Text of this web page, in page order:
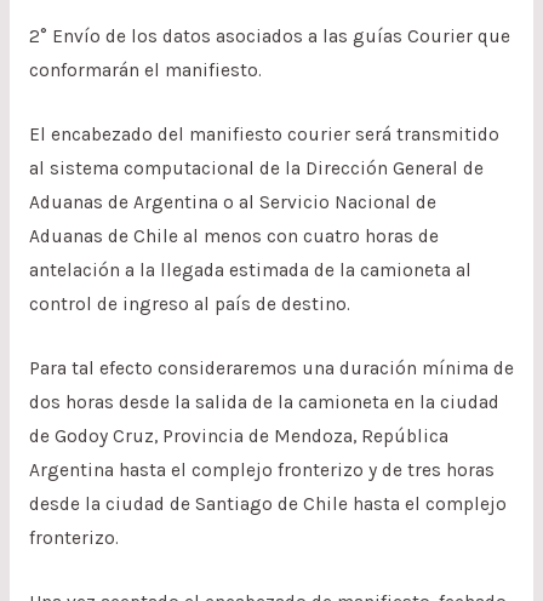
2° Envío de los datos asociados a las guías Courier que
conformarán el manifiesto.
El encabezado del manifiesto courier será transmitido
al sistema computacional de la Dirección General de
Aduanas de Argentina o al Servicio Nacional de
Aduanas de Chile al menos con cuatro horas de
antelación a la llegada estimada de la camioneta al
control de ingreso al país de destino.
Para tal efecto consideraremos una duración mínima de
dos horas desde la salida de la camioneta en la ciudad
de Godoy Cruz, Provincia de Mendoza, República
Argentina hasta el complejo fronterizo y de tres horas
desde la ciudad de Santiago de Chile hasta el complejo
fronterizo.